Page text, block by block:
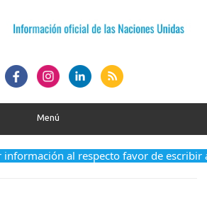
Menú
al respecto favor de escribir